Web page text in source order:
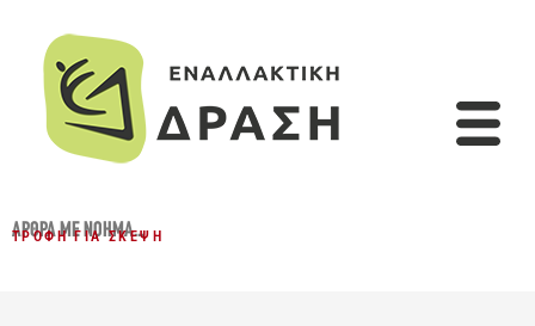
ΆΡΘΡΑ ΜΕ ΝΌΗΜΑ...
ΤΡΟΦΉ ΓΙΑ ΣΚΈΨΗ